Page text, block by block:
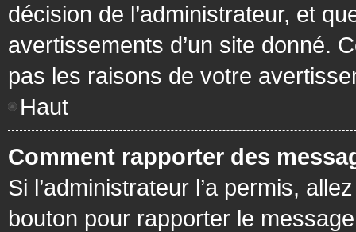
décision de l’administrateur, et
avertissements d’un site donné.
pas les raisons de votre
Haut
Comment rapporter des
Si l’administrateur l’a permis,
bouton pour rapporter le